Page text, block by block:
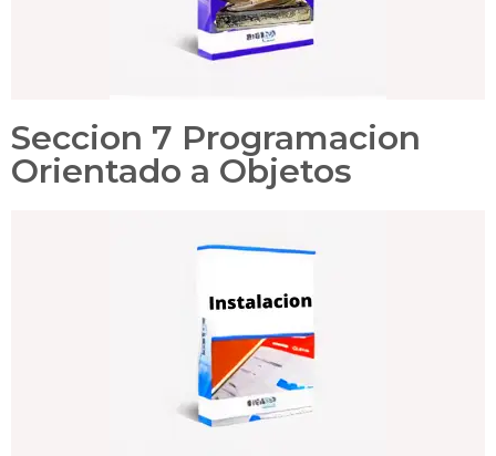
Seccion 7 Programacion
Orientado a Objetos